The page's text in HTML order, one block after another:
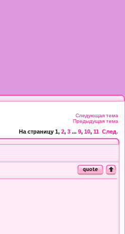
Следующая тема
Предыдущая тема
На страницу 1, 2, 3 ... 9, 10, 11 След.